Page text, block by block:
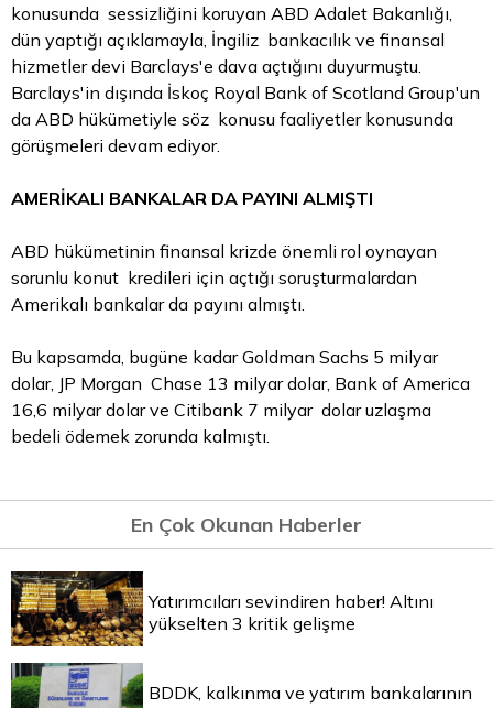
konusunda sessizliğini koruyan ABD Adalet Bakanlığı,
dün yaptığı açıklamayla, İngiliz bankacılık ve finansal
hizmetler devi Barclays'e dava açtığını duyurmuştu.
Barclays'in dışında İskoç Royal Bank of Scotland Group'un
da ABD hükümetiyle söz konusu faaliyetler konusunda
görüşmeleri devam ediyor.
AMERİKALI BANKALAR DA PAYINI ALMIŞTI
ABD hükümetinin finansal krizde önemli rol oynayan
sorunlu konut kredileri için açtığı soruşturmalardan
Amerikalı bankalar da payını almıştı.
Bu kapsamda, bugüne kadar Goldman Sachs 5 milyar
dolar, JP Morgan Chase 13 milyar dolar, Bank of America
16,6 milyar dolar ve Citibank 7 milyar dolar uzlaşma
bedeli ödemek zorunda kalmıştı.
En Çok Okunan Haberler
Yatırımcıları sevindiren haber! Altını
yükselten 3 kritik gelişme
BDDK, kalkınma ve yatırım bankalarının